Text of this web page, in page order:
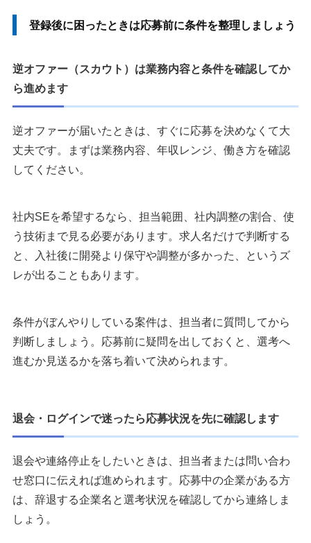
登録後に困ったときは応募前に条件を整理しましょう
逆オファー（スカウト）は業務内容と条件を確認してか
ら進めます
逆オファーが届いたときは、すぐに応募を決めなくて大
丈夫です。まずは業務内容、年収レンジ、働き方を確認
してください。
社内SEを希望するなら、担当範囲、社内調整の割合、使
う技術まで見る必要があります。求人名だけで判断する
と、入社後に開発より保守や調整が多かった、というズ
レが出ることもあります。
条件がぼんやりしている案件は、担当者に質問してから
判断しましょう。応募前に疑問を出しておくと、選考へ
進むか見送るかを落ち着いて決められます。
退会・ログインで迷ったら応募状況を先に確認します
退会や連絡停止をしたいときは、担当者または問い合わ
せ窓口に伝えれば進められます。応募中の企業がある方
は、辞退する企業名と選考状況を確認してから連絡しま
しょう。